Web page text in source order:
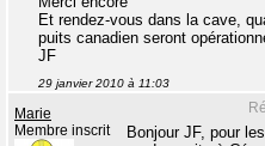
Et rendez-vous dans la cave,
puits canadien seront
JF
29 janvier 2010 à 11:03
Marie
Membre inscrit
Bonjour JF, pour